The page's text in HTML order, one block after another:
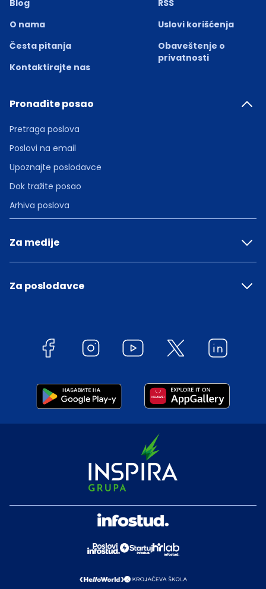
Blog
O nama
Česta pitanja
Kontaktirajte nas
RSS
Uslovi korišćenja
Obaveštenje o
privatnosti
Pronađite posao
Pretraga poslova
Poslovi na email
Upoznajte poslodavce
Dok tražite posao
Arhiva poslova
Za medije
Za poslodavce